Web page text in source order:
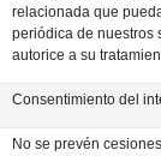
relacionada que
periódica de nuestros
autorice a su
Consentimiento del
No se prevén